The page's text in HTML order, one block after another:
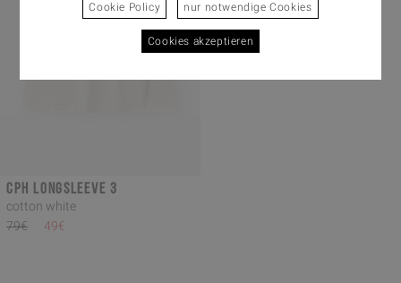
Cookie Policy nur notwendige Cookies
Cookies akzeptieren
CPH LONGSLEEVE 3
cotton white
79€
49€